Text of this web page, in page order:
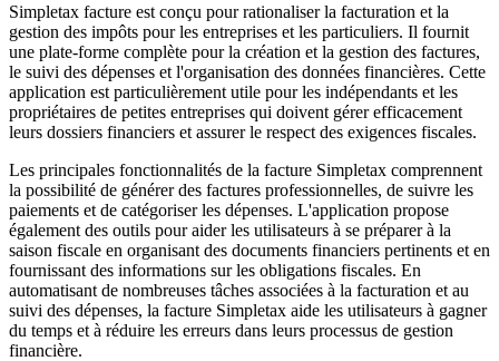
Simpletax facture est conçu pour rationaliser la facturation et la
gestion des impôts pour les entreprises et les particuliers. Il fournit
une plate-forme complète pour la création et la gestion des factures,
le suivi des dépenses et l'organisation des données financières. Cette
application est particulièrement utile pour les indépendants et les
propriétaires de petites entreprises qui doivent gérer efficacement
leurs dossiers financiers et assurer le respect des exigences fiscales.
Les principales fonctionnalités de la facture Simpletax comprennent
la possibilité de générer des factures professionnelles, de suivre les
paiements et de catégoriser les dépenses. L'application propose
également des outils pour aider les utilisateurs à se préparer à la
saison fiscale en organisant des documents financiers pertinents et en
fournissant des informations sur les obligations fiscales. En
automatisant de nombreuses tâches associées à la facturation et au
suivi des dépenses, la facture Simpletax aide les utilisateurs à gagner
du temps et à réduire les erreurs dans leurs processus de gestion
financière.